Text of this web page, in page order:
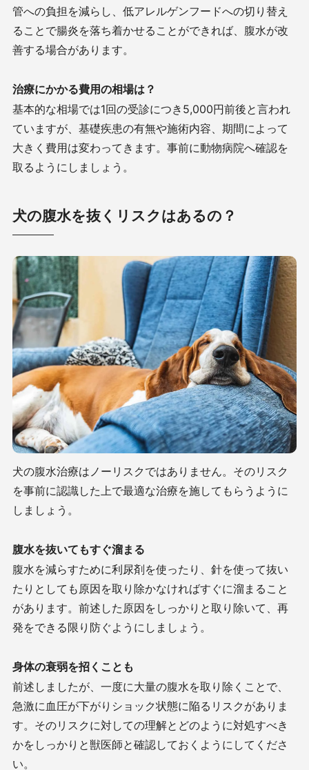
管への負担を減らし、低アレルゲンフードへの切り替え
ることで腸炎を落ち着かせることができれば、腹水が改
善する場合があります。
治療にかかる費用の相場は？
基本的な相場では1回の受診につき 5,000円前後と言われ
ていますが、基礎疾患の有無や施術内容、期間によって
大きく費用は変わってきます。事前に動物病院へ確認を
取るようにしましょう。
犬の腹水を抜くリスクはあるの？
犬の腹水治療はノーリスクではありません。そのリスク
を事前に認識した上で最適な治療を施してもらうように
しましょう。
腹水を抜いてもすぐ溜まる
腹水を減らすために利尿剤を使ったり、針を使って抜い
たりとしても原因を取り除かなければすぐに溜まること
があります。前述した原因をしっかりと取り除いて、再
発をできる限り防ぐようにしましょう。
身体の衰弱を招くことも
前述しましたが、一度に大量の腹水を取り除くことで、
急激に血圧が下がりショック状態に陥るリスクがありま
す。そのリスクに対しての理解とどのように対処すべき
かをしっかりと獣医師と確認しておくようにしてくださ
い。